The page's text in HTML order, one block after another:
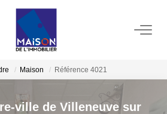
LOCATION
Maison Référence 4021
ville de Villeneuve sur